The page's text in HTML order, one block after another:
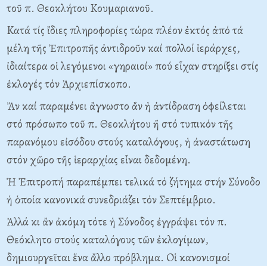
τοῦ π. Θεοκλήτου Kουμαριανοῦ.
Kατά τίς ἴδιες πληροφορίες τώρα πλέον ἐκτός ἀπό τά
μέλη τῆς Ἐπιτροπῆς ἀντιδροῦν καί πολλοί ἱεράρχες,
ἰδιαίτερα οἱ λεγόμενοι «γηραιοί» πού εἶχαν στηρίξει στίς
ἐκλογές τόν Ἀρχιεπίσκοπο.
Ἄν καί παραμένει ἄγνωστο ἄν ἡ ἀντίδραση ὀφείλεται
στό πρόσωπο τοῦ π. Θεοκλήτου ἤ στό τυπικόν τῆς
παρανόμου εἰσόδου στούς καταλόγους, ἡ ἀναστάτωση
στόν χῶρο τῆς ἱεραρχίας εἶναι δεδομένη.
Ἡ Ἐπιτροπή παραπέμπει τελικά τό ζήτημα στήν Σύνοδο
ἡ ὁποία κανονικά συνεδριάζει τόν Σεπτέμβριο.
Ἀλλά κι ἄν ἀκόμη τότε ἡ Σύνοδος ἐγγράψει τόν π.
Θεόκλητο στούς καταλόγους τῶν ἐκλογίμων,
δημιουργεῖται ἕνα ἄλλο πρόβλημα. Oἱ κανονισμοί